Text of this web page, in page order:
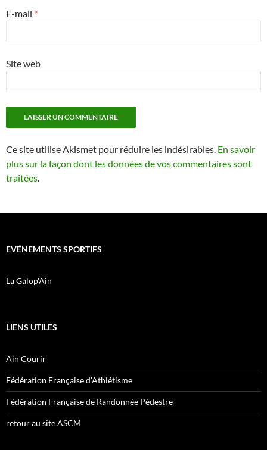
E-mail *
Site web
Ce site utilise Akismet pour réduire les indésirables. En savoir
plus sur la façon dont les données de vos commentaires sont
traitées.
EVÉNEMENTS SPORTIFS
La Galop'Ain
LIENS UTILES
Ain Courir
Fédération Française d'Athlétisme
Fédération Française de Randonnée Pédestre
retour au site ASCM